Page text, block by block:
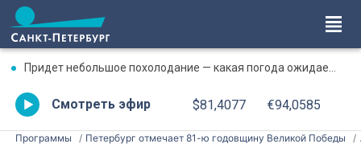
Придет небольшое похолодание — какая погода ожидается в Петербурге 8 августа
Смотреть эфир $81,4077 €94,0585
Программы Петербург отмечает 81-ю годовщину Великой Победы